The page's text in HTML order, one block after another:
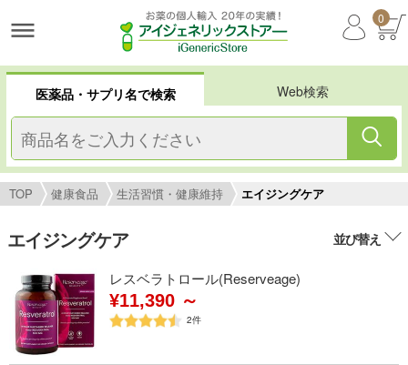
0
医薬品・サプリ名で検索 Web検索
TOP 健康食品 生活習慣・健康維持 エイジングケア
エイジングケア 並び替え
レスベラトロール(Reserveage)
¥11,390 ～
2件